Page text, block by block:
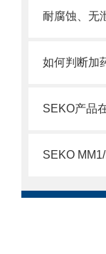
如何判断加
SEKO产品